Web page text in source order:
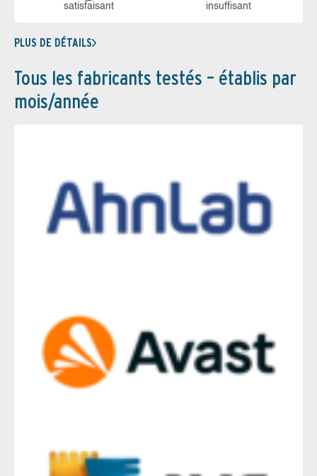
sa­tis­fai­sant in­suf­fi­sant
PLUS DE DÉTAILS
Tous les fabricants testés – établis par
mois/année